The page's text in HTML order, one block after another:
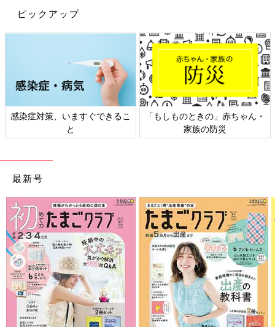
ピックアップ
感染症対策、いますぐできるこ
と
「もしものときの」赤ちゃん・
家族の防災
最新号